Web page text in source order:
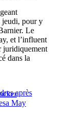
jeudi, pour y
Le
et l’influent
juridiquement
dans la
après
May